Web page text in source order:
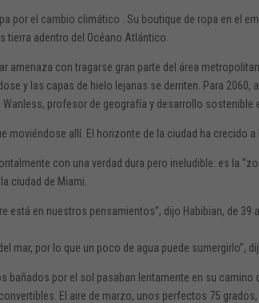
por el cambio climático .Su boutique de ropa en el
tierra adentro del Océano Atlántico.
amenaza con tragarse gran parte del área
y las capas de hielo lejanas se derriten. Para 2060,
Wanless, profesor de geografía y desarrollo sostenible
moviéndose allí. El horizonte de la ciudad ha crecido a
con una verdad dura pero ineludible: es la
ciudad de Miami.
está en nuestros pensamientos”, dijo Habibian, de
mar, por lo que un poco de agua puede sumergirlo”,
bañados por el sol pasaban lentamente en su
El aire de marzo, unos perfectos 75